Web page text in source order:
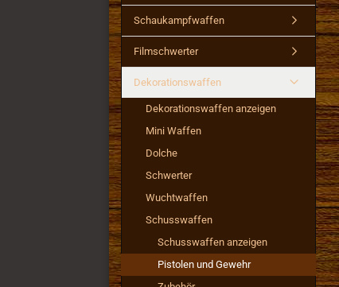
Schaukampfwaffen
Filmschwerter
Dekorationswaffen
Dekorationswaffen anzeigen
Mini Waffen
Dolche
Schwerter
Wuchtwaffen
Schusswaffen
Schusswaffen anzeigen
Pistolen und Gewehr